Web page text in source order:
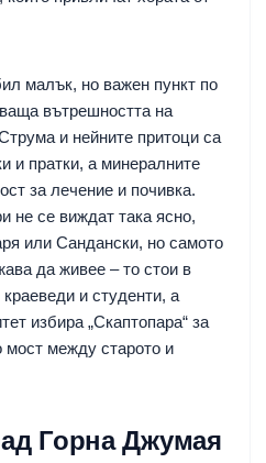
малък, но важен пункт по
вътрешността на
и нейните притоци са
и пратки, а минералните
за лечение и почивка.
не се виждат така ясно,
или Сандански, но самото
да живее – то стои в
и студенти, а
избира „Скаптопара“ за
мост между старото и
Горна Джумая